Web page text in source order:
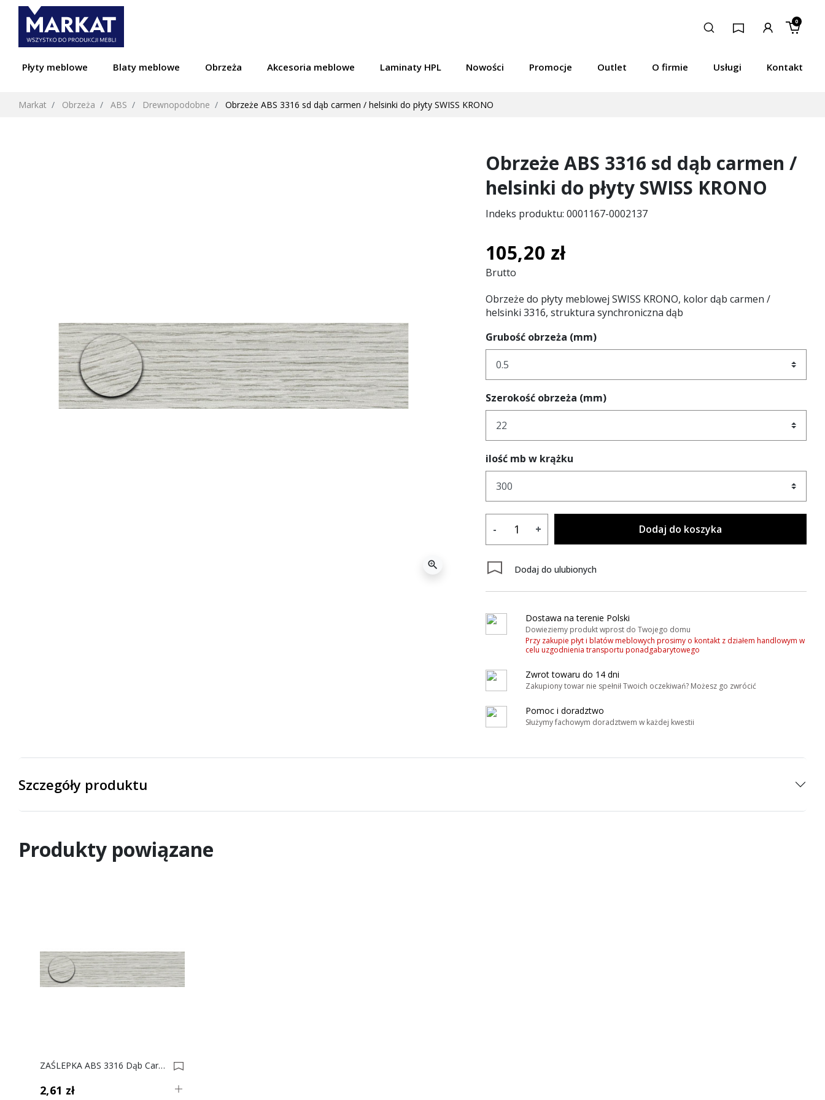
Płyty meblowe Blaty meblowe Obrzeża Akcesoria meblowe Laminaty HPL Nowości Promocje Outlet O firmie Usługi Kontakt
0
Markat Obrzeża ABS Drewnopodobne Obrzeże ABS 3316 sd dąb carmen / helsinki do płyty SWISS KRONO
zoom_in
Obrzeże ABS 3316 sd dąb carmen /
helsinki do płyty SWISS KRONO
Indeks produktu: 0001167-0002137
105,20 zł
Brutto
Obrzeże do płyty meblowej SWISS KRONO, kolor dąb carmen /
helsinki 3316, struktura synchroniczna dąb
Grubość obrzeża (mm)
Szerokość obrzeża (mm)
ilość mb w krążku
- + Dodaj do koszyka
Dodaj do ulubionych
Dostawa na terenie Polski
Dowieziemy produkt wprost do Twojego domu
Przy zakupie płyt i blatów meblowych prosimy o kontakt z działem handlowym w
celu uzgodnienia transportu ponadgabarytowego
Zwrot towaru do 14 dni
Zakupiony towar nie spełnił Twoich oczekiwań? Możesz go zwrócić
Pomoc i doradztwo
Służymy fachowym doradztwem w każdej kwestii
Szczegóły produktu
Produkty powiązane
ZAŚLEPKA ABS 3316 Dąb Carmen 0003655
2,61 zł